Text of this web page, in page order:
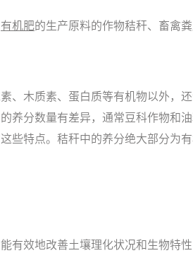
有机肥的生产原料的作物秸秆、畜禽
、木质素、蛋白质等有机物以外，
养分数量有差异，通常豆科作物和
些特点。秸秆中的养分绝大部分为
有效地改善土壤理化状况和生物特